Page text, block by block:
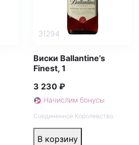
31294
Виски Ballantine’s
Finest, 1
3 230 ₽
Начислим бонусы
Соединенное Королевство
В корзину